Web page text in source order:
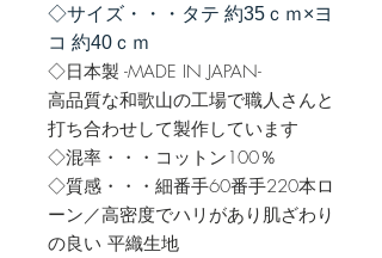
◇サイズ・・・タテ 約35ｃｍ×ヨ
コ 約40ｃｍ
◇日本製 -MADE IN JAPAN-
高品質な和歌山の工場で職人さんと
打ち合わせして製作しています
◇混率・・・コットン100％
◇質感・・・細番手60番手220本ロ
ーン／高密度でハリがあり肌ざわり
の良い 平織生地